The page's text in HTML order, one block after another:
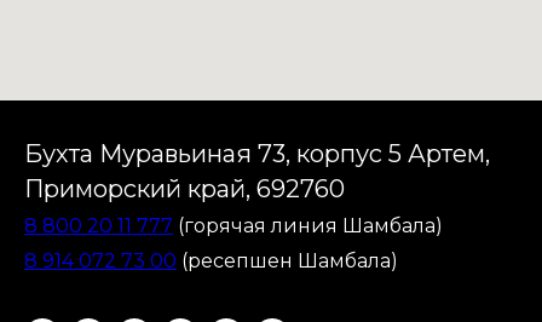
Бухта Муравьиная 73, корпус 5 Артем,
Приморский край, 692760
8 800 20 11 777 (горячая линия Шамбала)
8 914 072 73 00 (ресепшен Шамбала)